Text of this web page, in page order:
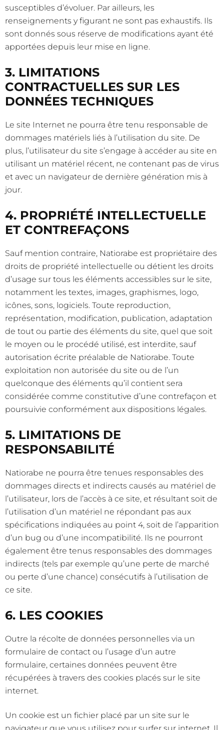
susceptibles d’évoluer. Par ailleurs, les
renseignements y figurant ne sont pas exhaustifs. Ils
sont donnés sous réserve de modifications ayant été
apportées depuis leur mise en ligne.
3. LIMITATIONS
CONTRACTUELLES SUR LES
DONNÉES TECHNIQUES
Le site Internet ne pourra être tenu responsable de
dommages matériels liés à l’utilisation du site. De
plus, l’utilisateur du site s’engage à accéder au site en
utilisant un matériel récent, ne contenant pas de virus
et avec un navigateur de dernière génération mis à
jour.
4. PROPRIÉTÉ INTELLECTUELLE
ET CONTREFAÇONS
Sauf mention contraire, Natiorabe est propriétaire des
droits de propriété intellectuelle ou détient les droits
d’usage sur tous les éléments accessibles sur le site,
notamment les textes, images, graphismes, logo,
icônes, sons, logiciels. Toute reproduction,
représentation, modification, publication, adaptation
de tout ou partie des éléments du site, quel que soit
le moyen ou le procédé utilisé, est interdite, sauf
autorisation écrite préalable de Natiorabe. Toute
exploitation non autorisée du site ou de l’un
quelconque des éléments qu’il contient sera
considérée comme constitutive d’une contrefaçon et
poursuivie conformément aux dispositions légales.
5. LIMITATIONS DE
RESPONSABILITÉ
Natiorabe ne pourra être tenues responsables des
dommages directs et indirects causés au matériel de
l’utilisateur, lors de l’accès à ce site, et résultant soit de
l’utilisation d’un matériel ne répondant pas aux
spécifications indiquées au point 4, soit de l’apparition
d’un bug ou d’une incompatibilité. Ils ne pourront
également être tenus responsables des dommages
indirects (tels par exemple qu’une perte de marché
ou perte d’une chance) consécutifs à l’utilisation de
ce site.
6. LES COOKIES
Outre la récolte de données personnelles via un
formulaire de contact ou l’usage d’un autre
formulaire, certaines données peuvent être
récupérées à travers des cookies placés sur le site
internet.
Un cookie est un fichier placé par un site sur le